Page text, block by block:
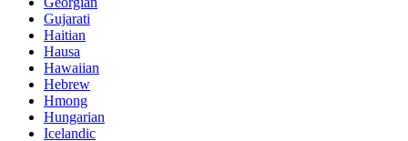
Gujarati
Haitian
Hausa
Hawaiian
Hebrew
Hmong
Hungarian
Icelandic